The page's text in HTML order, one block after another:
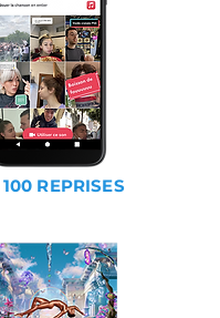
REPRISES